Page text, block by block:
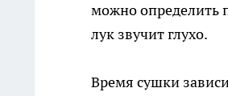
можно определить
лук звучит глухо.
Время сушки